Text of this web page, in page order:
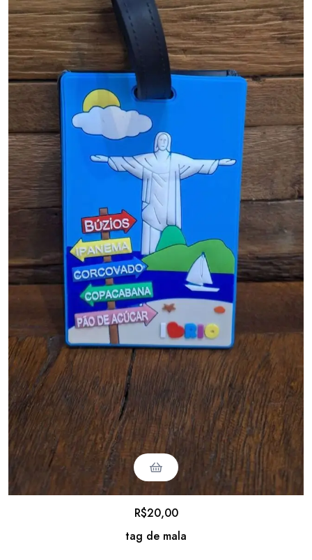
tag de mala
R$20,00